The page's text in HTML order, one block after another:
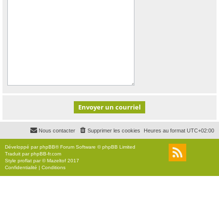
Heures au format UTC+02:00
Supprimer les cookies
Nous contacter
Développé parphpBB® Forum Software © phpBB Limited
Traduit parphpBB-fr.com
Style proflat par ©Mazeltof 2017
Confidentialité | Conditions